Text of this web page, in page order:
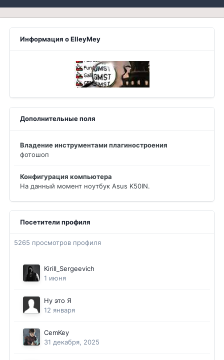
Информация о ElleyMey
Дополнительные поля
Владение инструментами плагиностроения
фотошоп
Конфигурация компьютера
На данный момент ноутбук Asus K50IN.
Посетители профиля
5265 просмотров профиля
Kirill_Sergeevich
1 июня
Ну это Я
12 января
CemKey
31 декабря, 2025